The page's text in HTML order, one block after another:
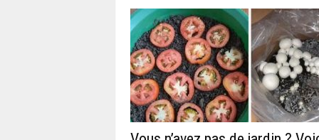
j
a
r
d